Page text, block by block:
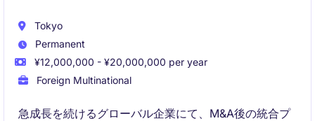
Tokyo
Permanent
¥12,000,000 - ¥20,000,000 per year
Foreign Multinational
急成長を続けるグローバル企業にて、M&A後の統合プ